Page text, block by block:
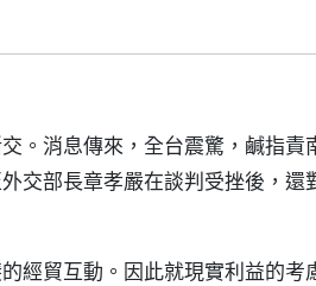
。消息傳來，全台震驚，鹹指責
交部長章孝嚴在談判受挫後，還
經貿互動。因此就現實利益的考